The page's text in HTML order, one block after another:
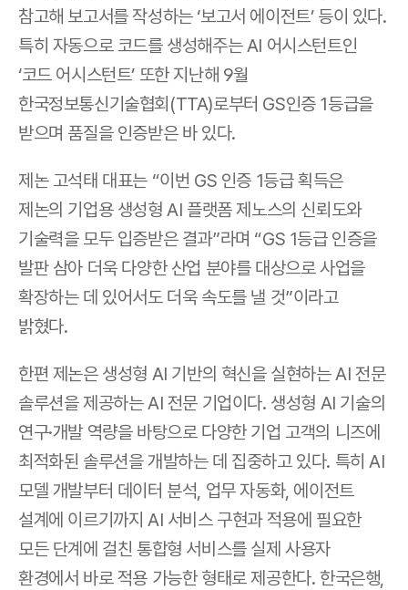
참고해 보고서를 작성하는 ‘보고서 에이전트’ 등이 있다.
특히 자동으로 코드를 생성해주는 AI 어시스턴트인
‘코드 어시스턴트’ 또한 지난해 9월
한국정보통신기술협회(TTA)로부터 GS인증 1등급을
받으며 품질을 인증받은 바 있다.
제논 고석태 대표는 “이번 GS 인증 1등급 획득은
제논의 기업용 생성형 AI 플랫폼 제노스의 신뢰도와
기술력을 모두 입증받은 결과”라며 “GS 1등급 인증을
발판 삼아 더욱 다양한 산업 분야를 대상으로 사업을
확장하는 데 있어서도 더욱 속도를 낼 것”이라고
밝혔다.
한편 제논은 생성형 AI 기반의 혁신을 실현하는 AI 전문
솔루션을 제공하는 AI 전문 기업이다. 생성형 AI 기술의
연구·개발 역량을 바탕으로 다양한 기업 고객의 니즈에
최적화된 솔루션을 개발하는 데 집중하고 있다. 특히 AI
모델 개발부터 데이터 분석, 업무 자동화, 에이전트
설계에 이르기까지 AI 서비스 구현과 적용에 필요한
모든 단계에 걸친 통합형 서비스를 실제 사용자
환경에서 바로 적용 가능한 형태로 제공한다. 한국은행,